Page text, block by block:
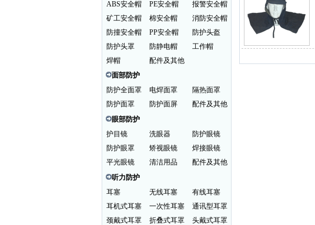
ABS安全帽
PE安全帽
报警安全帽
矿工安全帽
棉安全帽
消防安全帽
防撞安全帽
PP安全帽
防护头盔
防护头罩
防静电帽
工作帽
焊帽
配件及其他
面部防护
防护全面罩
电焊面罩
隔热面罩
防护面罩
防护面屏
配件及其他
眼部防护
护目镜
洗眼器
防护眼镜
防护眼罩
矫视眼镜
焊接眼镜
平光眼镜
清洁用品
配件及其他
听力防护
耳塞
无线耳塞
有线耳塞
耳机式耳塞
一次性耳塞
通讯型耳罩
颈戴式耳罩
折叠式耳罩
头戴式耳罩